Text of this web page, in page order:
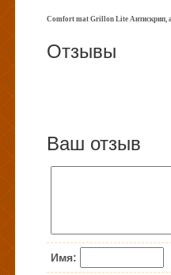
Comfort mat Grillon Lite Антискрип,
Отзывы
Ваш отзыв
Имя: